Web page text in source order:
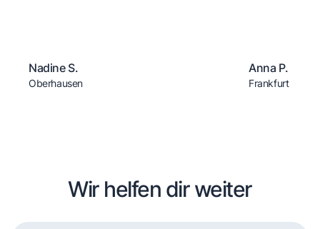
Nadine S.
Oberhausen
Anna P.
Frankfurt
Wir helfen dir weiter